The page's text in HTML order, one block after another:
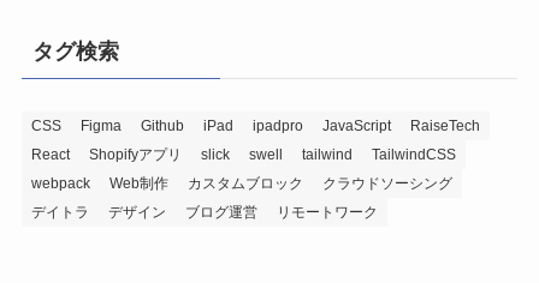
投
記
事
タグ検索
CSS Figma Github iPad ipadpro JavaScript
RaiseTech
React
Shopifyアプリ slick swell tailwind
TailwindCSS
webpack
Web制作 カスタムブロック
クラウドソーシング
デイトラ
デザイン ブログ運営 リモートワーク